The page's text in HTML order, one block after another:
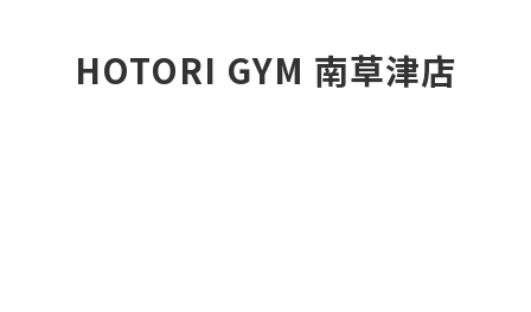
HOTORI GYM 南草津店